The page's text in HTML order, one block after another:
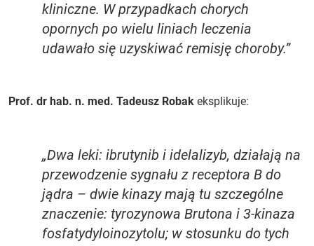
kliniczne. W przypadkach chorych
opornych po wielu liniach leczenia
udawało się uzyskiwać remisję choroby.”
Prof. dr hab. n. med. Tadeusz Robak eksplikuje:
„Dwa leki: ibrutynib i idelalizyb, działają na
przewodzenie sygnału z receptora B do
jądra – dwie kinazy mają tu szczególne
znaczenie: tyrozynowa Brutona i 3-kinaza
fosfatydyloinozytolu; w stosunku do tych